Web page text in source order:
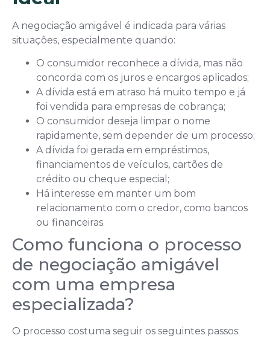
A negociação amigável é indicada para várias
situações, especialmente quando:
O consumidor reconhece a dívida, mas não
concorda com os juros e encargos aplicados;
A dívida está em atraso há muito tempo e já
foi vendida para empresas de cobrança;
O consumidor deseja limpar o nome
rapidamente, sem depender de um processo;
A dívida foi gerada em empréstimos,
financiamentos de veículos, cartões de
crédito ou cheque especial;
Há interesse em manter um bom
relacionamento com o credor, como bancos
ou financeiras.
Como funciona o processo
de negociação amigável
com uma empresa
especializada?
O processo costuma seguir os seguintes passos: